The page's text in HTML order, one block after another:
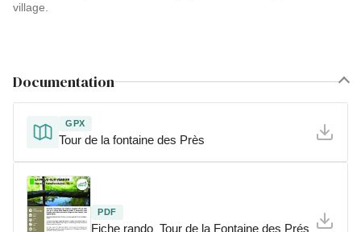
village.
Documentation
GPX
Tour de la fontaine des Près
PDF
Fiche rando_Tour de la Fontaine des Prés